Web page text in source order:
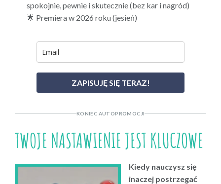
spokojnie, pewnie i skutecznie (bez kar i nagród)
🌟 Premiera w 2026 roku (jesień)
ZAPISUJĘ SIĘ TERAZ!
KONIEC AUTOPROMOCJI
TWOJE NASTAWIENIE JEST KLUCZOWE
Kiedy nauczysz się
inaczej postrzegać